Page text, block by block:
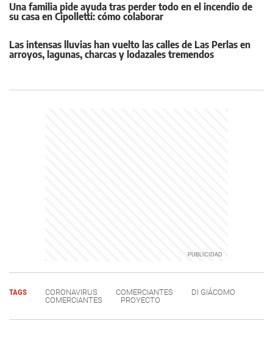
Una familia pide ayuda tras perder todo en el incendio de
su casa en Cipolletti: cómo colaborar
Las intensas lluvias han vuelto las calles de Las Perlas en
arroyos, lagunas, charcas y lodazales tremendos
TAGS CORONAVIRUS COMERCIANTES
DI GIÁCOMO
COMERCIANTES
PROYECTO